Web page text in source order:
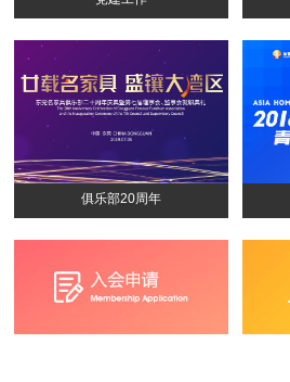
俱乐部20周年